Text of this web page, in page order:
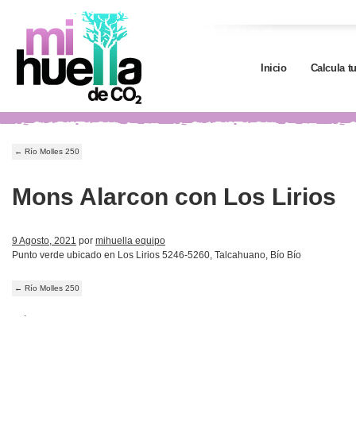
Inicio Calcula
← Río Molles 250
Mons Alarcon con Los Lirios
9 Agosto, 2021 por mihuella equipo
Punto verde ubicado en Los Lirios 5246-5260, Talcahuano, Bío Bío
← Río Molles 250
.